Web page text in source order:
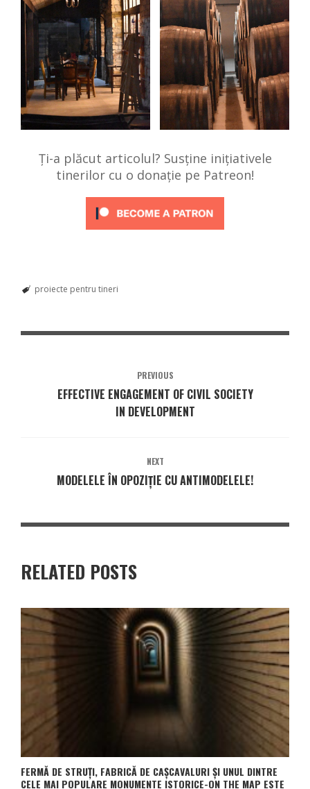
Ți-a plăcut articolul? Susține inițiativele
tinerilor cu o donație pe Patreon!
proiecte pentru tineri
PREVIOUS
EFFECTIVE ENGAGEMENT OF CIVIL SOCIETY
IN DEVELOPMENT
NEXT
MODELELE ÎN OPOZIȚIE CU ANTIMODELELE!
RELATED POSTS
FERMĂ DE STRUȚI, FABRICĂ DE CAȘCAVALURI ȘI UNUL DINTRE
CELE MAI POPULARE MONUMENTE ISTORICE-ON THE MAP ESTE